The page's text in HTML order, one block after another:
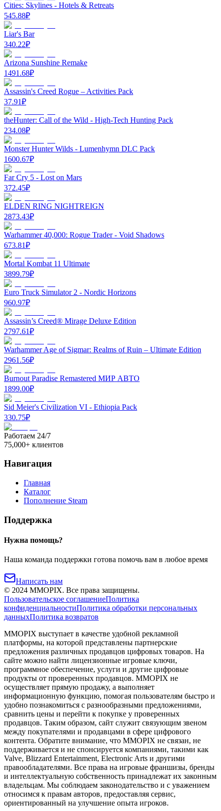
Cities: Skylines - Hotels & Retreats
545.88₽
Liar's Bar
340.22₽
Arizona Sunshine Remake
1491.68₽
Assassin's Creed Rogue – Activities Pack
37.91₽
theHunter: Call of the Wild - High-Tech Hunting Pack
234.08₽
Monster Hunter Wilds - Lumenhymn DLC Pack
1600.67₽
Far Cry 5 - Lost on Mars
372.45₽
ELDEN RING NIGHTREIGN
2873.43₽
Warhammer 40,000: Rogue Trader - Void Shadows
673.81₽
Mortal Kombat 11 Ultimate
3899.79₽
Euro Truck Simulator 2 - Nordic Horizons
960.97₽
Assassin’s Creed® Mirage Deluxe Edition
2797.61₽
Warhammer Age of Sigmar: Realms of Ruin – Ultimate Edition
2961.56₽
Burnout Paradise Remastered МИР АВТО
1899.00₽
Sid Meier's Civilization VI - Ethiopia Pack
330.75₽
Работаем 24/7
75,000+ клиентов
Навигация
Главная
Каталог
Пополнение Steam
Поддержка
Нужна помощь?
Наша команда поддержки готова помочь вам в любое время
Написать нам
© 2024 MMOPIX. Все права защищены.
Пользовательское соглашениеПолитика
конфиденциальностиПолитика обработки персональных
данныхПолитика возвратов
MMOPIX выступает в качестве удобной рекламной
платформы, на которой представлены партнерские
предложения различных продавцов цифровых товаров. На
сайте можно найти лицензионные игровые ключи,
программное обеспечение, услуги и другие цифровые
продукты от проверенных продавцов. MMOPIX не
осуществляет прямую продажу, а выполняет
информационную функцию, помогая пользователям быстро и
удобно познакомиться с разнообразными предложениями,
сравнить цены и перейти к покупке у проверенных
продавцов. Таким образом, сайт служит связующим звеном
между покупателями и продавцами в сфере цифрового
контента. Обратите внимание, что MMOPIX не связан, не
поддерживается и не спонсируется компаниями, такими как
Valve, Blizzard Entertainment, Electronic Arts и другими
правообладателями. Все права на игровые франшизы, бренды
и интеллектуальную собственность принадлежат их законным
владельцам. Мы соблюдаем законодательство и с уважением
относимся к правам авторов, предоставляя сервис,
ориентированный на улучшение опыта игроков.